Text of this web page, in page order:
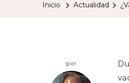
Inicio Actualidad
por